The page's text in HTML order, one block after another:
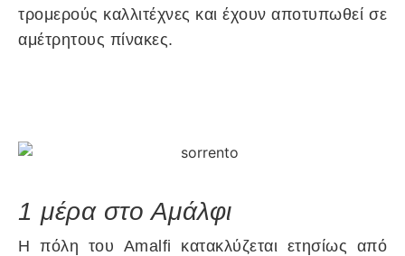
τρομερούς καλλιτέχνες και έχουν αποτυπωθεί σε
αμέτρητους πίνακες.
1 μέρα στο Αμάλφι
Η πόλη του Amalfi κατακλύζεται ετησίως από